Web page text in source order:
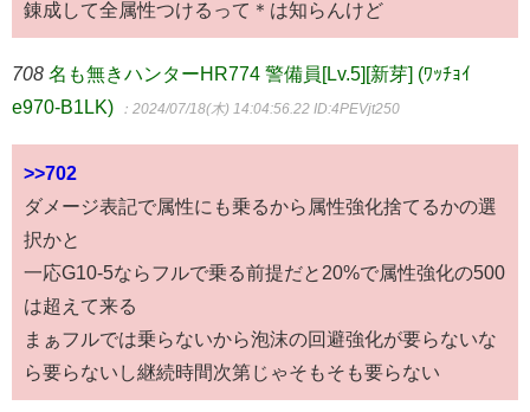
錬成して全属性つけるって＊は知らんけど
708 名も無きハンターHR774 警備員[Lv.5][新芽] (ﾜｯﾁｮｲ
e970-B1LK)
：2024/07/18(木) 14:04:56.22 ID:4PEVjt250
>>702
ダメージ表記で属性にも乗るから属性強化捨てるかの選
択かと
一応G10-5ならフルで乗る前提だと20%で属性強化の500
は超えて来る
まぁフルでは乗らないから泡沫の回避強化が要らないな
ら要らないし継続時間次第じゃそもそも要らない